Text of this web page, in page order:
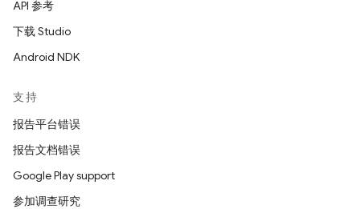
API 参考
下载 Studio
Android NDK
支持
报告平台错误
报告文档错误
Google Play support
参加调查研究